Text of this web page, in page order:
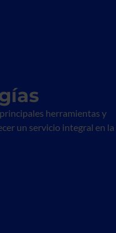
herramientas y
un servicio integral en la